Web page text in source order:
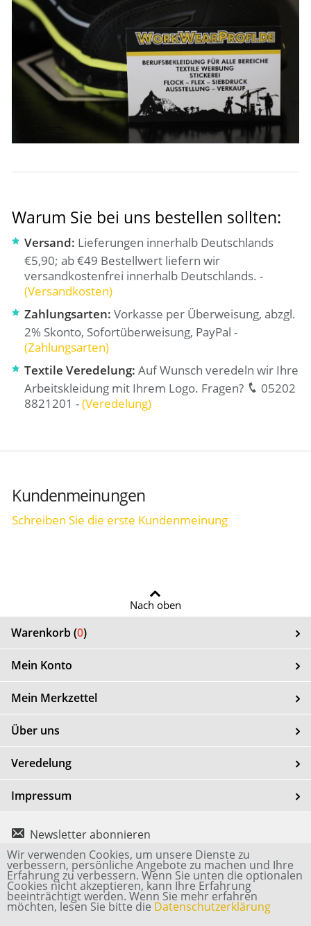
Wir verwenden Cookies, um unsere Dienste zu
verbessern, persönliche Angebote zu machen und Ihre
Erfahrung zu verbessern. Wenn Sie unten die optionalen
Cookies nicht akzeptieren, kann Ihre Erfahrung
beeinträchtigt werden. Wenn Sie mehr erfahren
möchten, lesen Sie bitte die Datenschutzerklärung
Warum Sie bei uns bestellen sollten:
Versand: Lieferungen innerhalb Deutschlands
€5,90; ab €49 Bestellwert liefern wir
versandkostenfrei innerhalb Deutschlands. -
(Versandkosten)
Zahlungsarten:Vorkasse per Überweisung, abzgl.
2% Skonto, Sofortüberweisung, PayPal -
(Zahlungsarten)
Textile Veredelung:Auf Wunsch veredeln wir Ihre
Arbeitskleidung mit Ihrem Logo. Fragen?
05202
8821201 -(Veredelung)
Kundenmeinungen
Schreiben Sie die erste Kundenmeinung
Nach oben
Warenkorb (0)
Mein Konto
Mein Merkzettel
Über uns
Veredelung
Impressum
Newsletter abonnieren
Connect
with
Connect
with
Connect
with